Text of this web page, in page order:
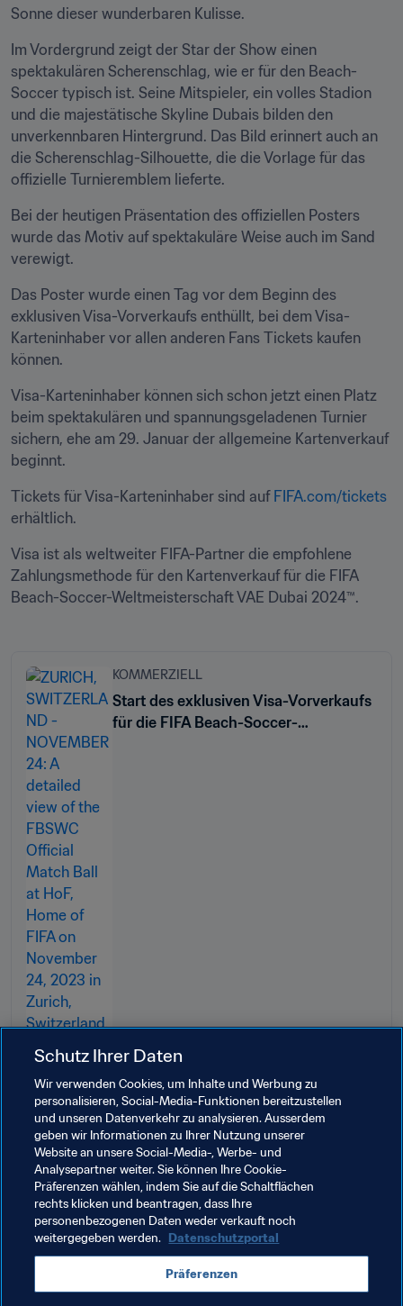
Sonne dieser wunderbaren Kulisse.
Im Vordergrund zeigt der Star der Show einen
spektakulären Scherenschlag, wie er für den Beach-
Soccer typisch ist. Seine Mitspieler, ein volles Stadion
und die majestätische Skyline Dubais bilden den
unverkennbaren Hintergrund. Das Bild erinnert auch an
die Scherenschlag-Silhouette, die die Vorlage für das
offizielle Turnieremblem lieferte.
Bei der heutigen Präsentation des offiziellen Posters
wurde das Motiv auf spektakuläre Weise auch im Sand
verewigt.
Das Poster wurde einen Tag vor dem Beginn des
exklusiven Visa-Vorverkaufs enthüllt, bei dem Visa-
Karteninhaber vor allen anderen Fans Tickets kaufen
können.
Visa-Karteninhaber können sich schon jetzt einen Platz
beim spektakulären und spannungsgeladenen Turnier
sichern, ehe am 29. Januar der allgemeine Kartenverkauf
beginnt.
Tickets für Visa-Karteninhaber sind auf FIFA.com/tickets
erhältlich.
Visa ist als weltweiter FIFA-Partner die empfohlene
Zahlungsmethode für den Kartenverkauf für die FIFA
Beach-Soccer-Weltmeisterschaft VAE Dubai 2024™.
KOMMERZIELL
Start des exklusiven Visa-Vorverkaufs
für die FIFA Beach-Soccer-
Verwandte Themen
Organisation Organisation
United Arab Emirates AFC
Schutz Ihrer Daten
Wir verwenden Cookies, um Inhalte und Werbung zu
personalisieren, Social-Media-Funktionen bereitzustellen
und unseren Datenverkehr zu analysieren. Ausserdem
geben wir Informationen zu Ihrer Nutzung unserer
Website an unsere Social-Media-, Werbe- und
Analysepartner weiter. Sie können Ihre Cookie-
Präferenzen wählen, indem Sie auf die Schaltflächen
rechts klicken und beantragen, dass Ihre
personenbezogenen Daten weder verkauft noch
weitergegeben werden. Datenschutzportal
Präferenzen